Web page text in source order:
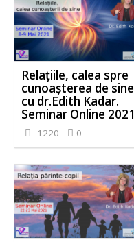
Relațiile, calea spre
cunoașterea de sine
cu dr.Edith Kadar.
Seminar Online 2021
1220 0